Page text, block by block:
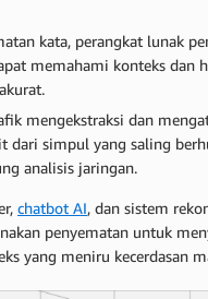
kata, perangkat lunak
memahami konteks dan
mengekstraksi dan
dari simpul yang saling
analisis jaringan.
chatbot AI, dan sistem
penyematan untuk
yang meniru kecerdasan